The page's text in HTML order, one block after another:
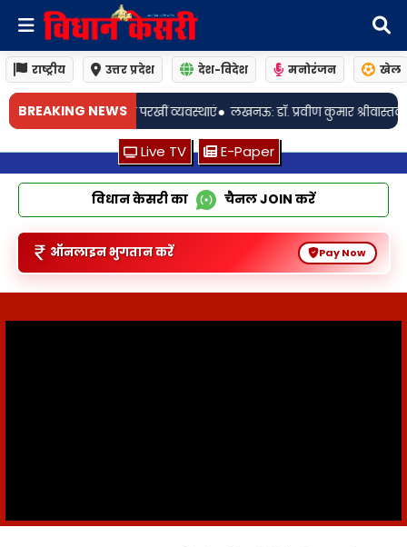
राष्ट्रीय उत्तर प्रदेश देश-विदेश मनोरंजन खेल
BREAKING NEWS
लखनऊ: डॉ. प्रवीण कुमार श्रीवास्तव बने बलरामपुर अस्पताल के पूर्णकालिक
Live TV E-Paper
विधान केसरी का चैनलJOIN करें
ऑनलाइन भुगतान करें Pay Now